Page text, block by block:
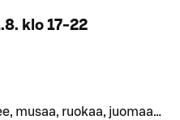
klo 17-22
musaa, ruokaa, juomaa…